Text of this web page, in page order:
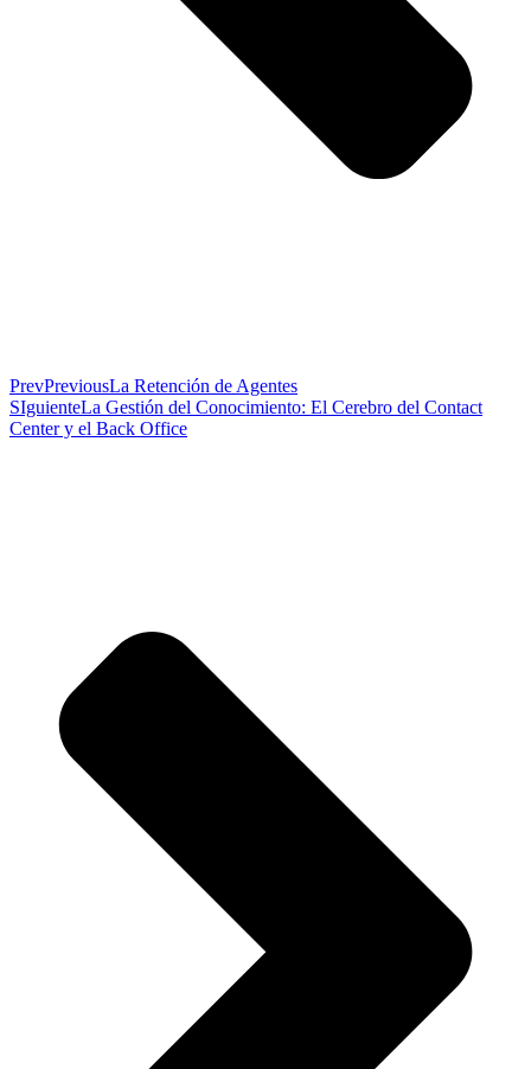
PrevPreviousLa Retención de Agentes
SIguienteLa Gestión del Conocimiento: El Cerebro del Contact
Center y el Back Office